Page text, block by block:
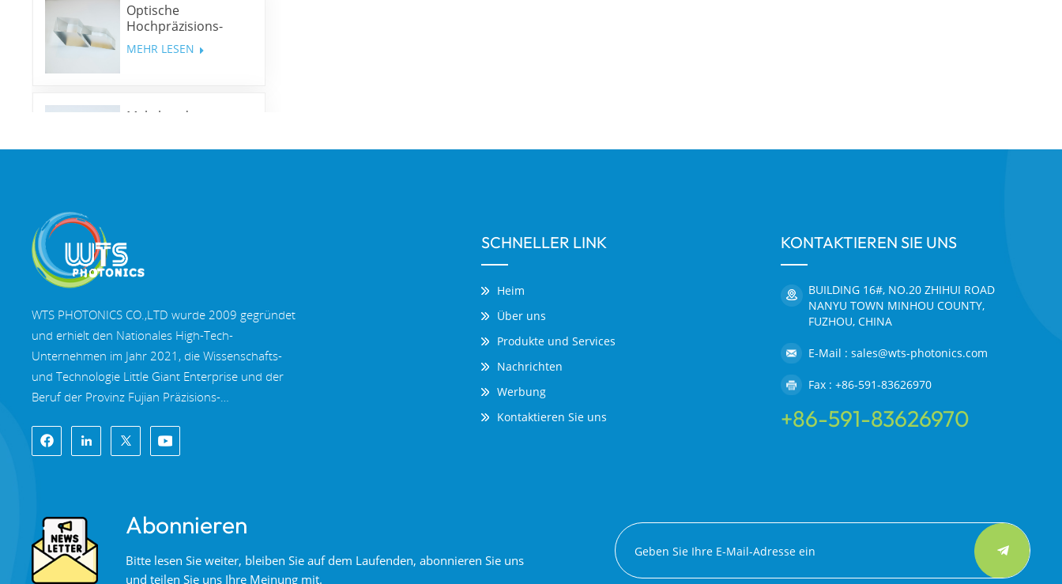
Optische
Hochpräzisions-
Rhombusprismen
MEHR LESEN
Mehrband-
WTS PHOTONICS CO.,LTD wurde 2009 gegründet
und erhielt den Nationales High-Tech-
Unternehmen im Jahr 2021, die Wissenschafts-
und Technologie Little Giant Enterprise und der
Beruf der Provinz Fujian Präzisions-
2022. WTS finden in der wunderschöne
Küstenstadt im Südosten Chinas, Fuzhou, eine
Fabrikhallen, eine Gruppe qualifiziertem
technischen Personal und einem kompletten
optischen Verarbeitungssystem,
SCHNELLER LINK
Heim
Über uns
Produkte und Services
Nachrichten
Werbung
Kontaktieren Sie uns
KONTAKTIEREN SIE UNS
BUILDING 16#, NO.20 ZHIHUI ROAD
NANYU TOWN MINHOU COUNTY,
FUZHOU, CHINA
E-Mail : sales@wts-photonics.com
Fax : +86-591-83626970
+86-591-83626970
Abonnieren
Bitte lesen Sie weiter, bleiben Sie auf dem Laufenden, abonnieren Sie uns
und teilen Sie uns Ihre Meinung mit.